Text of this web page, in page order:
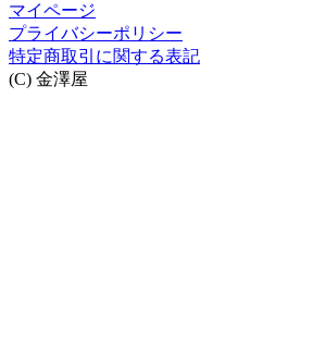
マイページ
プライバシーポリシー
特定商取引に関する表記
(C) 金澤屋